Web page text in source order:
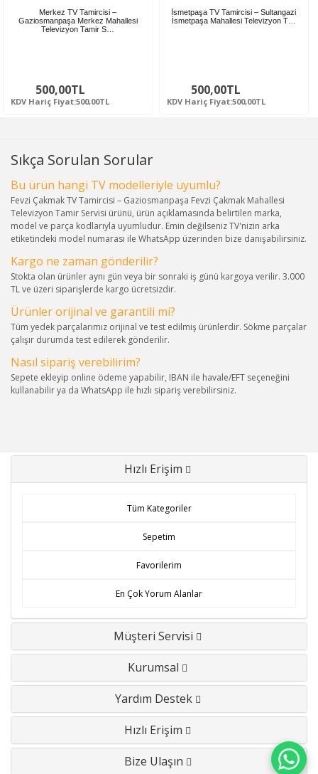
Merkez TV Tamircisi –
Gaziosmanpaşa Merkez Mahallesi
Televizyon Tamir S…
500,00TL
KDV Hariç Fiyat:500,00TL
İsmetpaşa TV Tamircisi – Sultangazi
İsmetpaşa Mahallesi Televizyon T…
500,00TL
KDV Hariç Fiyat:500,00TL
Sıkça Sorulan Sorular
Bu ürün hangi TV modelleriyle uyumlu?
Fevzi Çakmak TV Tamircisi – Gaziosmanpaşa Fevzi Çakmak Mahallesi
Televizyon Tamir Servisi ürünü, ürün açıklamasında belirtilen marka,
model ve parça kodlarıyla uyumludur. Emin değilseniz TV'nizin arka
etiketindeki model numarası ile WhatsApp üzerinden bize danışabilirsiniz.
Kargo ne zaman gönderilir?
Stokta olan ürünler aynı gün veya bir sonraki iş günü kargoya verilir. 3.000
TL ve üzeri siparişlerde kargo ücretsizdir.
Ürünler orijinal ve garantili mi?
Tüm yedek parçalarımız orijinal ve test edilmiş ürünlerdir. Sökme parçalar
çalışır durumda test edilerek gönderilir.
Nasıl sipariş verebilirim?
Sepete ekleyip online ödeme yapabilir, IBAN ile havale/EFT seçeneğini
kullanabilir ya da WhatsApp ile hızlı sipariş verebilirsiniz.
Hızlı Erişim
Tüm Kategoriler
Sepetim
Favorilerim
En Çok Yorum Alanlar
Müşteri Servisi
Kurumsal
Yardım Destek
Hızlı Erişim
Bize Ulaşın